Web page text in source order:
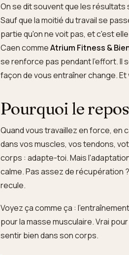
On se dit souvent que les
Sauf que la moitié du travail se
partie qu'on ne voit pas, et c'est
Caen commeAtrium Fitness &
se renforce pas pendant l'effort. Il
façon de vous entraîner change.
Pourquoi le
Quand vous travaillez en force, en
dans vos muscles, vos tendons,
corps : adapte-toi. Mais
calme. Pas assez de récupération
recule.
Voyez ça comme ça :
pour la masse musculaire. Vrai
sentir bien dans son corps.